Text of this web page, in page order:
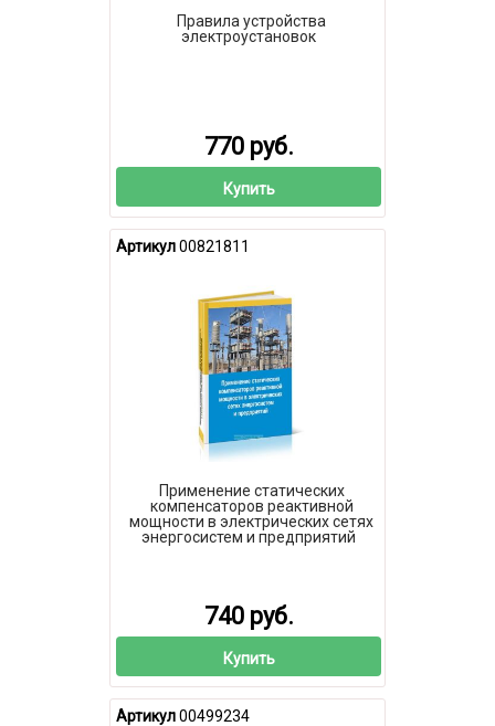
Правила устройства
электроустановок
770 руб.
Купить
Артикул00821811
Применение статических
компенсаторов реактивной
мощности в электрических сетях
энергосистем и предприятий
740 руб.
Купить
Артикул00499234